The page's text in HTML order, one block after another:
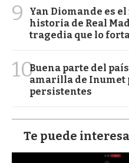
9
Yan Diomande es
historia de Real
tragedia que lo
10Buena parte del
amarilla de Inumet
persistentes
Te puede